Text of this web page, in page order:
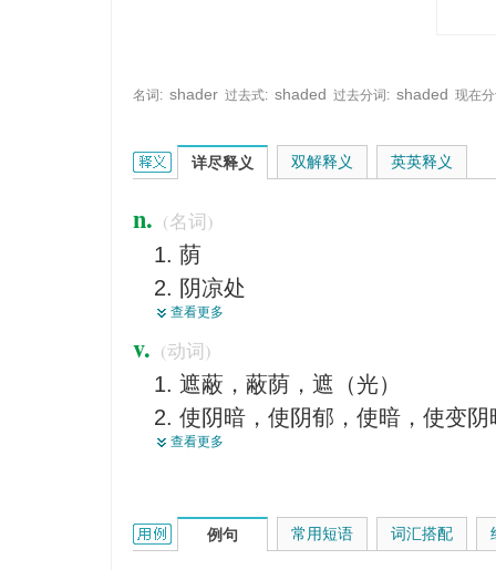
名词: shader 过去式: shaded 过去分词: shaded 现在
shade的英文翻译是什么意思，词典释义与在线翻译
详尽释义
n. (名词)
荫
阴凉处
灯罩
阴暗
幽灵，鬼
浓淡
色度
阴暗部分，阴影部分
查看更多
v. (动词)
遮蔽，蔽荫，遮（光）
使阴暗，使阴郁，使暗，使变阴
逐渐变化， 在（画上）画阴影
给…遮挡（光线），在...装遮阳
把…涂暗
查看更多
双解释义 英英释义
shade的用法和样例：
例句 常用短语 词汇搭配